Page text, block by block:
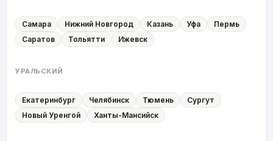
Самара Нижний Новгород Казань Уфа
Пермь
Саратов
Тольятти Ижевск
УРАЛЬСКИЙ
Екатеринбург Челябинск Тюмень
Сургут
Новый Уренгой
Ханты-Мансийск